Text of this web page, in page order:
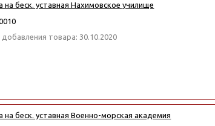
на беск. уставная Нахимовское училище
товара: 30.10.2020
на беск. уставная Военно-морская академия